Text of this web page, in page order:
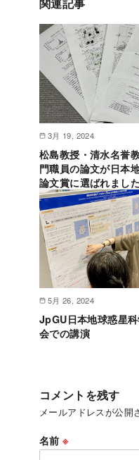
関連記事
3月 19, 2024
松島教授・清水名誉
門職員の論文が日本
論文賞に選ばれました
5月 26, 2024
JpGU日本地球惑星
会での講演
コメントを残す
メールアドレスが公開
名前※